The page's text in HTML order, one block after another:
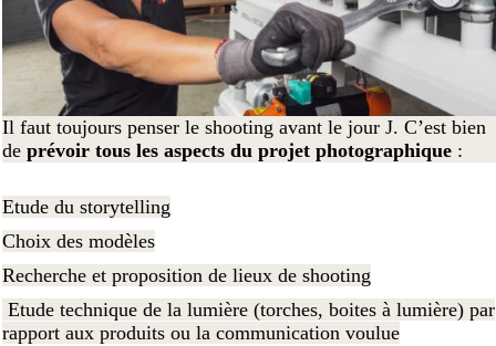
Il faut toujours penser le shooting avant le jour J. C’est bien
de prévoir tous les aspects du projet photographique :
Etude du storytelling
Choix des modèles
Recherche et proposition de lieux de shooting
Etude technique de la lumière (torches, boites à lumière) par
rapport aux produits ou la communication voulue